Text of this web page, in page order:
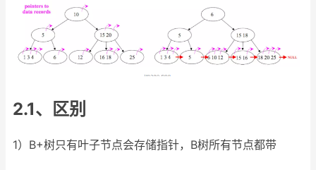
2.1、区别
1）B+树只有叶子节点会存储指针，B树所有节点都带